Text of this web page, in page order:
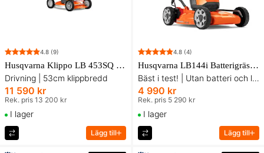
4.8 (9)
Husqvarna Klippo LB 453SQ Gräsklippare
Drivning | 53cm klippbredd
11 590 kr
Rek. pris 13 200 kr
I lager
Lägg till
4.8 (4)
Husqvarna LB144i Batterigräsklippare
Bäst i test! | Utan batteri och laddare
4 990 kr
Rek. pris 5 290 kr
I lager
Lägg till